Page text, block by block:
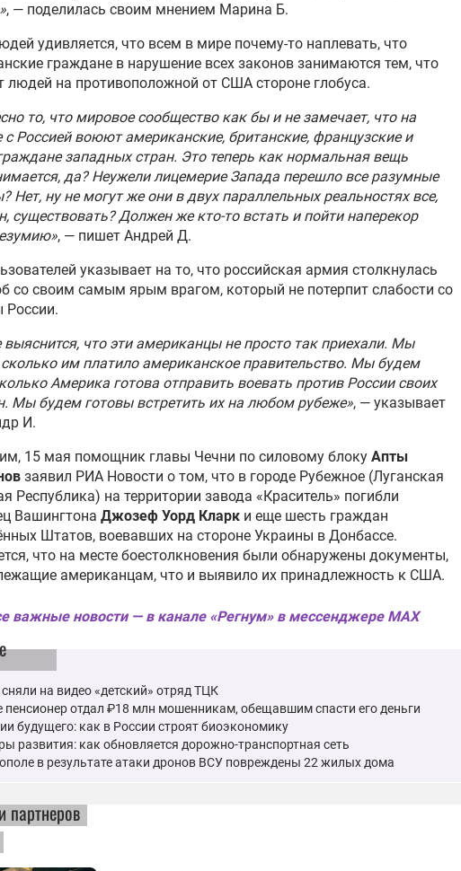
минувшую ночь не
сбить ни одной ракеты
поразили «Геранями»
с оружием для ВСУ
Одессы
«Севера» выучили
«Бабы-яги» и
коптеры на подлете
«Севера»
штабы ВСУ по
«Севера» уничтожили
опорный пункт ВСУ в
области
поразили
ВПК и склад с
в Киеве
поразили завод по
деталей для ракет
поразили два судна с
для ВСУ возле Одессы
войска поразили
ГСМ для ВСУ в порту
дрон Anubis ВСУ
производства
, — поделилась своим мнением Марина Б.
удивляется, что всем в мире почему-то наплевать, что
граждане в нарушение всех законов занимаются тем, что
людей на противоположной от США стороне глобуса.
то, что мировое сообщество как бы и не замечает, что на
с Россией воюют американские, британские, французские и
западных стран. Это теперь как нормальная вещь
да? Неужели лицемерие Запада перешло все разумные
Нет, ну не могут же они в двух параллельных реальностях все,
существовать? Должен же кто-то встать и пойти наперекор
, — пишет Андрей Д.
указывает на то, что российская армия столкнулась
со своим самым ярым врагом, который не потерпит слабости со
России.
выяснится, что эти американцы не просто так приехали. Мы
сколько им платило американское правительство. Мы будем
Америка готова отправить воевать против России своих
Мы будем готовы встретить их на любом рубеже», — указывает
И.
15 мая помощник главы Чечни по силовому блоку Апты
заявил РИА Новости о том, что в городе Рубежное (Луганская
Республика) на территории завода «Краситель» погибли
Вашингтона Джозеф Уорд Кларк и еще шесть граждан
Штатов, воевавших на стороне Украины в Донбассе.
что на месте боестолкновения были обнаружены документы,
американцам, что и выявило их принадлежность к США.
важные новости — в канале «Регнум» в мессенджере MAX
на видео «детский» отряд ТЦК
пенсионер отдал ₽18 млн мошенникам, обещавшим спасти его деньги
будущего: как в России строят биоэкономику
развития: как обновляется дорожно-транспортная сеть
в результате атаки дронов ВСУ повреждены 22 жилых дома
партнеров